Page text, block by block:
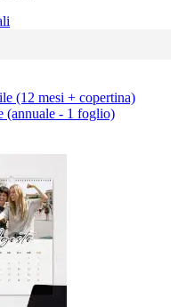
(12 mesi + copertina)
(annuale - 1 foglio)